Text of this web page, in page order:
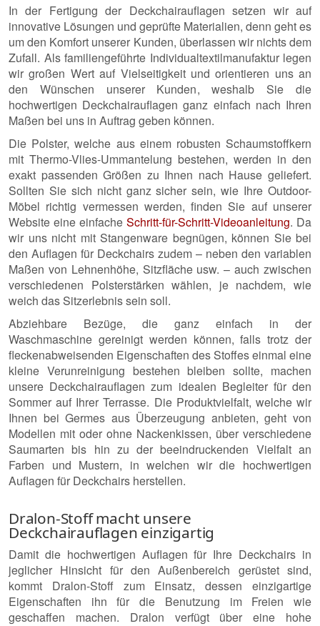
In der Fertigung der Deckchairauflagen setzen wir auf
innovative Lösungen und geprüfte Materialien, denn geht es
um den Komfort unserer Kunden, überlassen wir nichts dem
Zufall. Als familiengeführte Individualtextilmanufaktur legen
wir großen Wert auf Vielseitigkeit und orientieren uns an
den Wünschen unserer Kunden, weshalb Sie die
hochwertigen Deckchairauflagen ganz einfach nach Ihren
Maßen bei uns in Auftrag geben können.
Die Polster, welche aus einem robusten Schaumstoffkern
mit Thermo-Vlies-Ummantelung bestehen, werden in den
exakt passenden Größen zu Ihnen nach Hause geliefert.
Sollten Sie sich nicht ganz sicher sein, wie Ihre Outdoor-
Möbel richtig vermessen werden, finden Sie auf unserer
Website eine einfache Schritt-für-Schritt-Videoanleitung. Da
wir uns nicht mit Stangenware begnügen, können Sie bei
den Auflagen für Deckchairs zudem – neben den variablen
Maßen von Lehnenhöhe, Sitzfläche usw. – auch zwischen
verschiedenen Polsterstärken wählen, je nachdem, wie
weich das Sitzerlebnis sein soll.
Abziehbare Bezüge, die ganz einfach in der
Waschmaschine gereinigt werden können, falls trotz der
fleckenabweisenden Eigenschaften des Stoffes einmal eine
kleine Verunreinigung bestehen bleiben sollte, machen
unsere Deckchairauflagen zum idealen Begleiter für den
Sommer auf Ihrer Terrasse. Die Produktvielfalt, welche wir
Ihnen bei Germes aus Überzeugung anbieten, geht von
Modellen mit oder ohne Nackenkissen, über verschiedene
Saumarten bis hin zu der beeindruckenden Vielfalt an
Farben und Mustern, in welchen wir die hochwertigen
Auflagen für Deckchairs herstellen.
Dralon-Stoff macht unsere
Deckchairauflagen einzigartig
Damit die hochwertigen Auflagen für Ihre Deckchairs in
jeglicher Hinsicht für den Außenbereich gerüstet sind,
kommt Dralon-Stoff zum Einsatz, dessen einzigartige
Eigenschaften ihn für die Benutzung im Freien wie
geschaffen machen. Dralon verfügt über eine hohe